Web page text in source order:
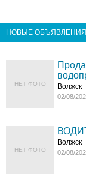
НОВЫЕ ОБЪЯВЛЕНИЯ
НЕТ ФОТО Волжск
02/08/
НЕТ ФОТО
Волжск
02/08/